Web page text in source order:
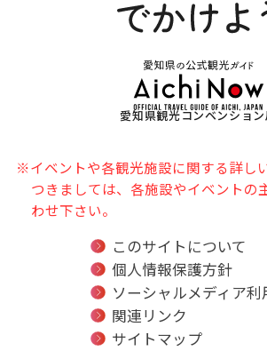
愛知県観光コンベンション
※イベントや各観光施設に関する詳し
つきましては、各施設やイベントの
わせ下さい。
このサイトについて
個人情報保護方針
ソーシャルメディア利
関連リンク
サイトマップ